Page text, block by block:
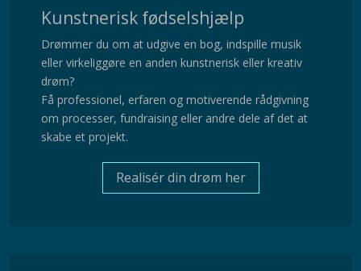
Kunstnerisk fødselshjælp
Drømmer du om at udgive en bog, indspille musik
eller virkeliggøre en anden kunstnerisk eller kreativ
drøm?
Få professionel, erfaren og motiverende rådgivning
om processer, fundraising eller andre dele af det at
skabe et projekt.
Realisér din drøm her